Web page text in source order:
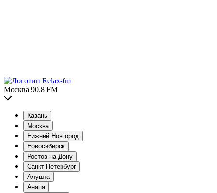
Москва 90.8 FM
Казань
Москва
Нижний Новгород
Новосибирск
Ростов-на-Дону
Санкт-Петербург
Алушта
Анапа